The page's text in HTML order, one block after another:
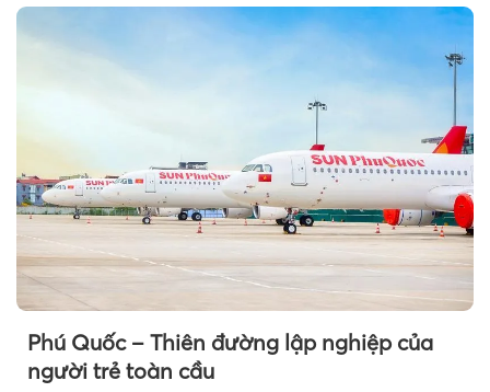
Theo
Phú Quốc – Thiên đường lập nghiệp của
người trẻ toàn cầu